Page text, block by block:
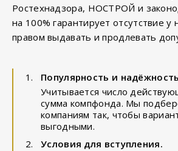
Ростехнадзора, НОСТРОЙ и
на 100% гарантирует отсутствие у
правом выдавать и продлевать
Популярность и
Учитывается число
сумма компфонда. Мы
компаниям так, чтобы
выгодными.
Условия для вступления.